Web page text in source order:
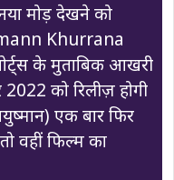
मोड़ देखने को
Khurrana
के मुताबिक आखरी
को रिलीज़ होगी
एक बार फिर
वहीं फिल्‍म का